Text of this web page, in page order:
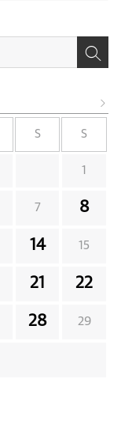
S S
1
7 8
14 15
21 22
28 29